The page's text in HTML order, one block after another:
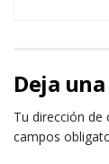
Deja
Tu dirección de
campos